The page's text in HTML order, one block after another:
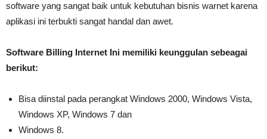
software yang sangat baik untuk kebutuhan bisnis warnet karena
aplikasi ini terbukti sangat handal dan awet.
Software Billing Internet Ini memiliki keunggulan sebeagai
berikut:
Bisa diinstal pada perangkat Windows 2000, Windows Vista,
Windows XP, Windows 7 dan
Windows 8.